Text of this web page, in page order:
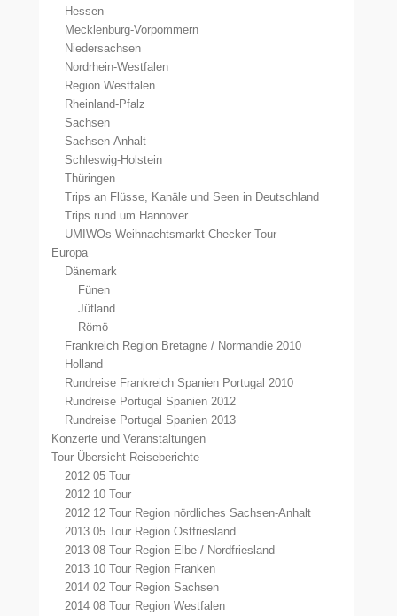
Hessen
Mecklenburg-Vorpommern
Niedersachsen
Nordrhein-Westfalen
Region Westfalen
Rheinland-Pfalz
Sachsen
Sachsen-Anhalt
Schleswig-Holstein
Thüringen
Trips an Flüsse, Kanäle und Seen in Deutschland
Trips rund um Hannover
UMIWOs Weihnachtsmarkt-Checker-Tour
Europa
Dänemark
Fünen
Jütland
Römö
Frankreich Region Bretagne / Normandie 2010
Holland
Rundreise Frankreich Spanien Portugal 2010
Rundreise Portugal Spanien 2012
Rundreise Portugal Spanien 2013
Konzerte und Veranstaltungen
Tour Übersicht Reiseberichte
2012 05 Tour
2012 10 Tour
2012 12 Tour Region nördliches Sachsen-Anhalt
2013 05 Tour Region Ostfriesland
2013 08 Tour Region Elbe / Nordfriesland
2013 10 Tour Region Franken
2014 02 Tour Region Sachsen
2014 08 Tour Region Westfalen